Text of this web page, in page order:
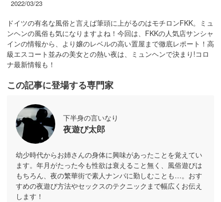
2022/03/23
ドイツの有名な風俗と言えば筆頭に上がるのはモチロンFKK。ミュ
ンヘンの風俗も気になりますよね！今回は、FKKの人気店サンシャ
インの情報から、より嬢のレベルの高い置屋まで徹底レポート！高
級エスコート並みの美女との熱い夜は、ミュンヘンで決まり!コロ
ナ最新情報も！
この記事に登場する専門家
下半身の言いなり
夜遊び太郎
幼少時代からお姉さんの身体に興味があったことを覚えてい
ます。年月がたった今も性欲は衰えること無く、風俗遊びは
もちろん、夜の繁華街で素人ナンパに勤しむことも…。おす
すめの夜遊び方法やセックスのテクニックまで幅広くお伝え
します！